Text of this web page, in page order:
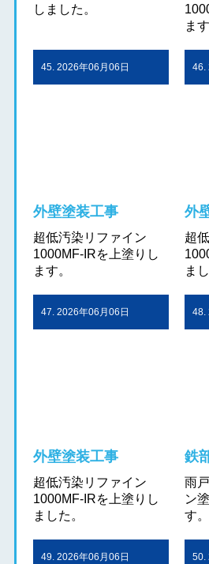
しました。
ます
45. 2026年06月06日
外壁塗装工事
超低汚染リファイン
1000MF-IRを上塗りし
ます。
46.
外
超
ま
47. 2026年06月06日
外壁塗装工事
超低汚染リファイン
1000MF-IRを上塗りし
ました。
48.
鉄
雨
ン
す。
49. 2026年06月06日 50.